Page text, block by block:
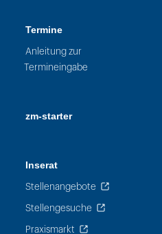
Termine
Anleitung zur
Termineingabe
zm-starter
Inserat
Stellenangebote
Stellengesuche
Praxismarkt